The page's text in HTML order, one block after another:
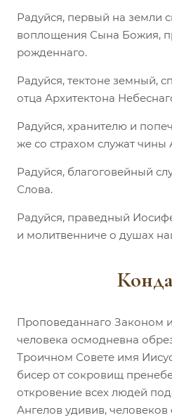
Радуйся, первый на земли
воплощения Сына Божия,
рожденнаго.
Радуйся, тектоне земный,
отца Архитектона
Радуйся, хранителю и
же со страхом служат чины
Радуйся, благоговейный
Слова.
Радуйся, праведный
и молитвенниче о душах
Проповеданнаго Законом
человека осмодневна
Троичном Совете имя
бисер от сокровищ
откровение всех людей
Ангелов удивив,